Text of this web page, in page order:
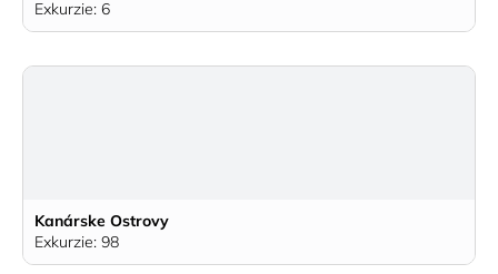
Exkurzie: 6
Kanárske Ostrovy
Exkurzie: 98